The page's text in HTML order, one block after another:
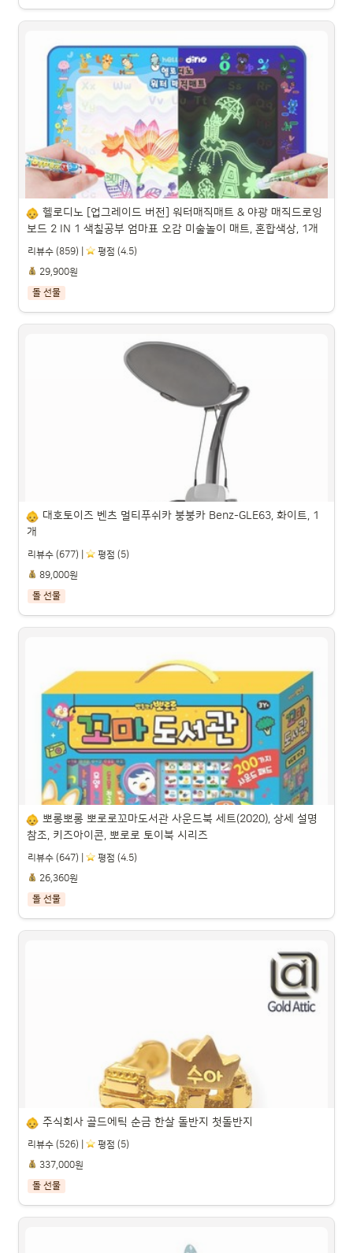
베스트금거래소 24k 순금 순도 99.9 캐릭터돌반지 1g
1.875g 3.75g
파트너스 활동을 통해 일정액의 수수료를 제공받을 수 있습니다.
헬로디노 [업그레이드 버전] 워터매직매트 & 야광 매직드로
잉 보드 2 IN 1 색칠공부 엄마표 오감 미술놀이 매트, 혼합색
파트너스 활동을 통해 일정액의 수수료를 제공받을 수 있습니다.
헬로디노 [업그레이드 버전] 워터매직매트 & 야광 매직드로잉
보드 2 IN 1 색칠공부 엄마표 오감 미술놀이 매트, 혼합색상, 1개
리뷰수 (859) |
️ 평점 (4.5)
29,900원
돌 선물
대호토이즈 벤츠 멀티푸쉬카 붕붕카 Benz-GLE63, 화이트, 1
파트너스 활동을 통해 일정액의 수수료를 제공받을 수 있습니다.
대호토이즈 벤츠 멀티푸쉬카 붕붕카 Benz-GLE63, 화이트, 1
개
리뷰수 (677) |
️ 평점 (5)
89,000원
돌 선물
뽀롱뽀롱 뽀로로꼬마도서관 사운드북 세트(2020), 상세 설명
파트너스 활동을 통해 일정액의 수수료를 제공받을 수 있습니다.
뽀롱뽀롱 뽀로로꼬마도서관 사운드북 세트(2020), 상세 설명
참조, 키즈아이콘, 뽀로로 토이북 시리즈
리뷰수 (647) |
️ 평점 (4.5)
26,360원
돌 선물
주식회사 골드에틱 순금 한살 돌반지 첫돌반지
리뷰수 (526) |
️ 평점 (5)
337,000원
돌 선물